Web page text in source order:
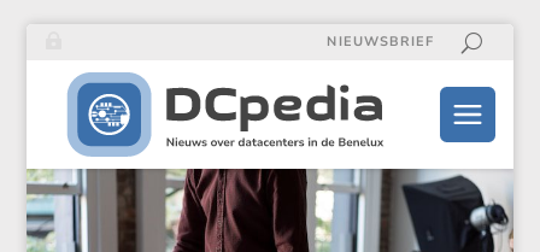
NIEUWSBRIEF